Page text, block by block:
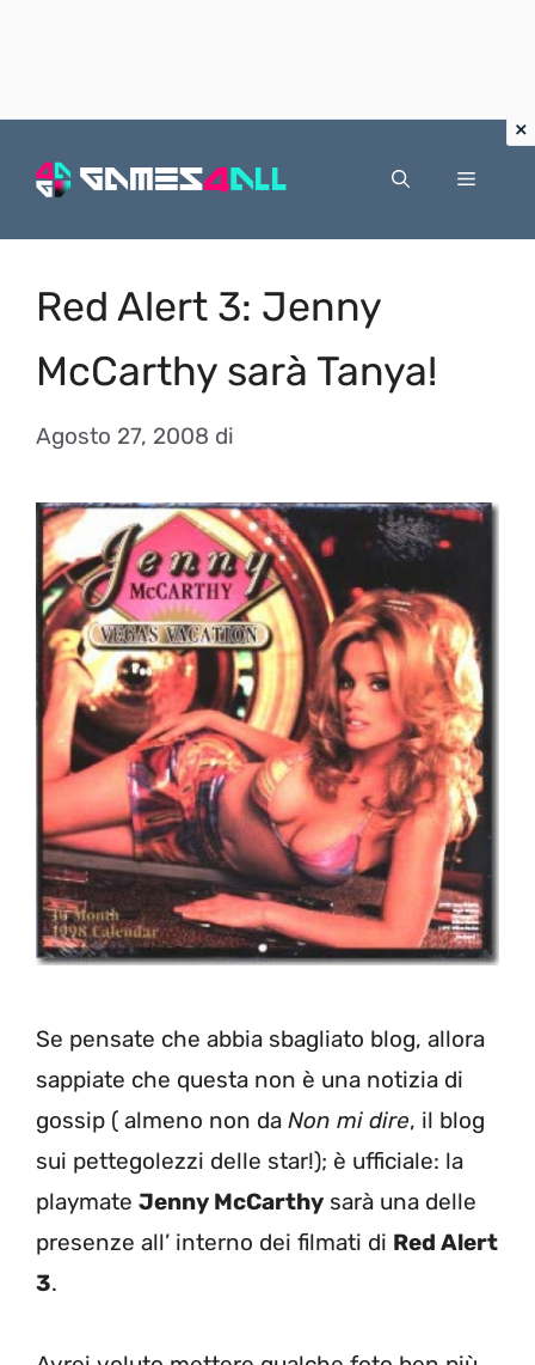
Menu
Red Alert 3: Jenny
McCarthy sarà Tanya!
Agosto 27, 2008 di
Se pensate che abbia sbagliato blog, allora
sappiate che questa non è una notizia di
gossip ( almeno non da Non mi dire, il blog
sui pettegolezzi delle star!); è ufficiale: la
playmate Jenny McCarthy sarà una delle
presenze all’ interno dei filmati di Red Alert
3.